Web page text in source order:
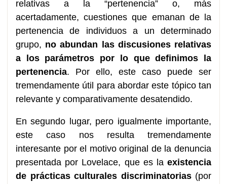
relativas a la “pertenencia” o, más
acertadamente, cuestiones que emanan de la
pertenencia de individuos a un determinado
grupo, no abundan las discusiones relativas
a los parámetros por lo que definimos la
pertenencia. Por ello, este caso puede ser
tremendamente útil para abordar este tópico tan
relevante y comparativamente desatendido.
En segundo lugar, pero igualmente importante,
este caso nos resulta tremendamente
interesante por el motivo original de la denuncia
presentada por Lovelace, que es la existencia
de prácticas culturales discriminatorias (por